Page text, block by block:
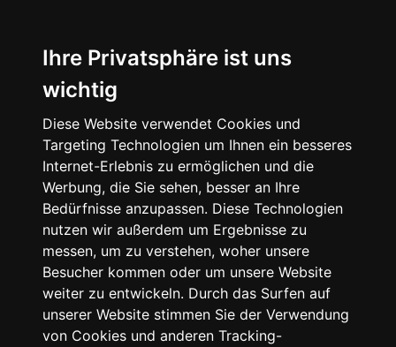
Ihre Privatsphäre ist uns
wichtig
Diese Website verwendet Cookies und
Targeting Technologien um Ihnen ein besseres
Internet-Erlebnis zu ermöglichen und die
Werbung, die Sie sehen, besser an Ihre
Bedürfnisse anzupassen. Diese Technologien
nutzen wir außerdem um Ergebnisse zu
messen, um zu verstehen, woher unsere
Besucher kommen oder um unsere Website
weiter zu entwickeln. Durch das Surfen auf
unserer Website stimmen Sie der Verwendung
von Cookies und anderen Tracking-